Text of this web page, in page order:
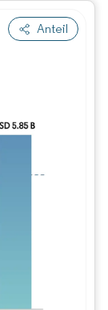
Anteil